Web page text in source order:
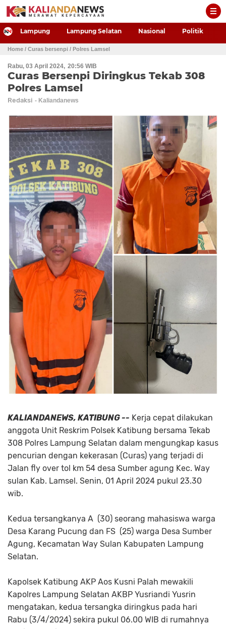
-->
Lampung Lampung Selatan Nasional Politik
Home / Curas bersenpi / Polres Lamsel
Rabu, 03 April 2024 20:56 WIB
Curas Bersenpi Diringkus Tekab 308
Polres Lamsel
Redaksi
KALIANDANEWS, KATIBUNG -- Kerja cepat dilakukan
anggota Unit Reskrim Polsek Katibung bersama Tekab
308 Polres Lampung Selatan dalam mengungkap kasus
pencurian dengan kekerasan (Curas) yang terjadi di
Jalan fly over tol km 54 desa Sumber agung Kec. Way
sulan Kab. Lamsel. Senin, 01 April 2024 pukul 23.30
wib.
Kedua tersangkanya A (30) seorang mahasiswa warga
Desa Karang Pucung dan FS (25) warga Desa Sumber
Agung, Kecamatan Way Sulan Kabupaten Lampung
Selatan.
Kapolsek Katibung AKP Aos Kusni Palah mewakili
Kapolres Lampung Selatan AKBP Yusriandi Yusrin
mengatakan, kedua tersangka diringkus pada hari
Rabu (3/4/2024) sekira pukul 06.00 WIB di rumahnya